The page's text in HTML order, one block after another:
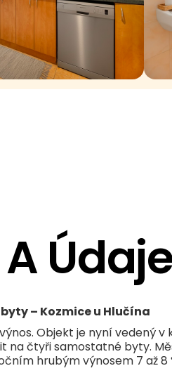
– Kozmice u Hlučína
Objekt je nyní vedený
čtyři samostatné byty.
hrubým výnosem 7 až 8